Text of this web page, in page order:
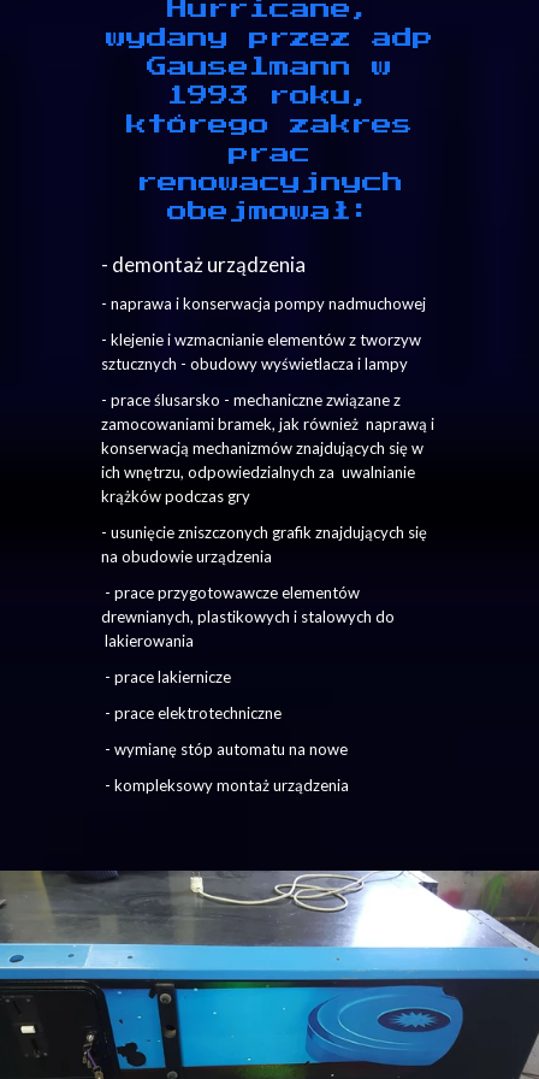
Hurricane,
wydany przez adp
Gauselmann w
1993 roku,
którego zakres
prac
renowacyjnych
obejmował:
- demontaż urządzenia
- naprawa i konserwacja pompy nadmuchowej
- klejenie i wzmacnianie elementów z tworzyw
sztucznych - obudowy wyświetlacza i lampy
- prace ślusarsko - mechaniczne związane z
zamocowaniami bramek, jak również naprawą i
konserwacją mechanizmów znajdujących się w
ich wnętrzu, odpowiedzialnych za uwalnianie
krążków podczas gry
- usunięcie zniszczonych grafik znajdujących się
na obudowie urządzenia
- prace przygotowawcze elementów
drewnianych, plastikowych i stalowych do
lakierowania
- prace lakiernicze
- prace elektrotechniczne
- wymianę stóp automatu na nowe
- kompleksowy montaż urządzenia